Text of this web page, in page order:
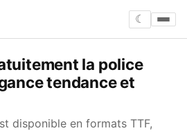
☾
la police
tendance et
disponible en formats TTF,